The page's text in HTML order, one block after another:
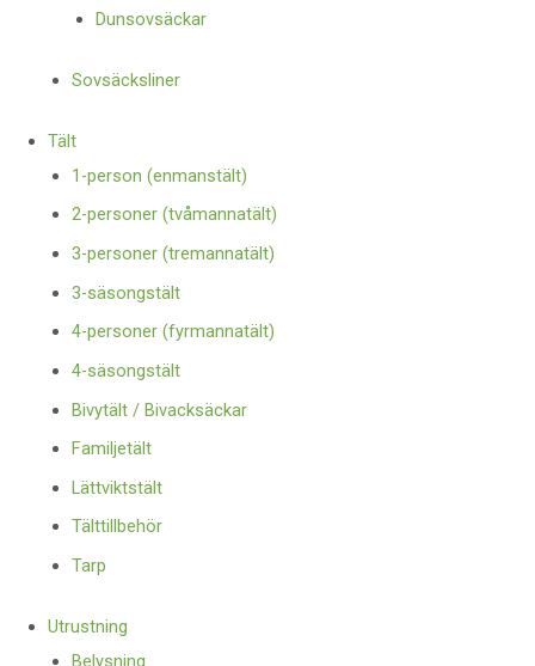
Dunsovsäckar
Sovsäcksliner
Tält
1-person (enmanstält)
2-personer (tvåmannatält)
3-personer (tremannatält)
3-säsongstält
4-personer (fyrmannatält)
4-säsongstält
Bivytält / Bivacksäckar
Familjetält
Lättviktstält
Tälttillbehör
Tarp
Utrustning
Belysning